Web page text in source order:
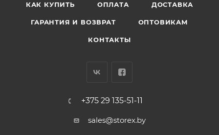
КАК КУПИТЬ ОПЛАТА ДОСТАВКА
ГАРАНТИЯ И ВОЗВРАТ ОПТОВИКАМ
КОНТАКТЫ
+375 29 135-51-11
sales@storex.by